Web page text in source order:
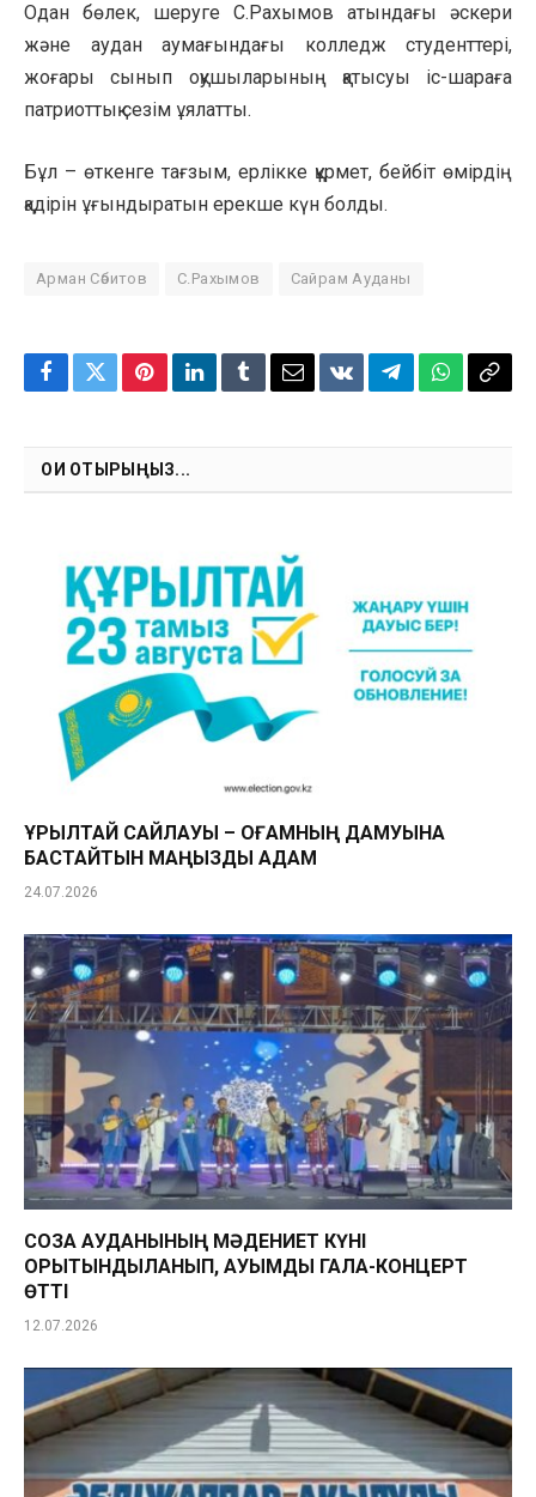
Одан бөлек, шеруге С.Рахымов атындағы әскери
және аудан аумағындағы колледж студенттері,
жоғары сынып оқушыларының қатысуы іс-шараға
патриоттық сезім ұялатты.
Бұл – өткенге тағзым, ерлікке құрмет, бейбіт өмірдің
қадірін ұғындыратын ерекше күн болды.
Арман Сәбитов С.Рахымов Сайрам Ауданы
Facebook
TwitterPinterestLinkedInTumblrEmailVKontakte
TelegramWhatsApp
Copy
ОҚИ ОТЫРЫҢЫЗ...
ҚҰРЫЛТАЙ САЙЛАУЫ – ҚОҒАМНЫҢ ДАМУЫНА
БАСТАЙТЫН МАҢЫЗДЫ ҚАДАМ
24.07.2026
СОЗАҚ АУДАНЫНЫҢ МӘДЕНИЕТ КҮНІ
ҚОРЫТЫНДЫЛАНЫП, АУҚЫМДЫ ГАЛА-КОНЦЕРТ
ӨТТІ
12.07.2026